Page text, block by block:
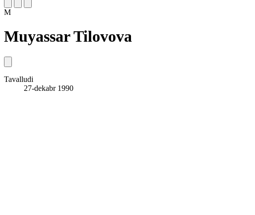
M
Muyassar Tilovova
Tavalludi
27-dekabr 1990